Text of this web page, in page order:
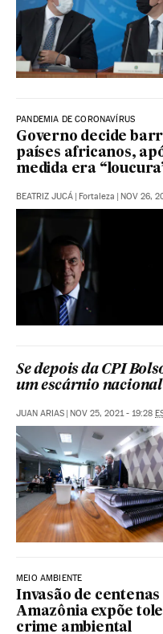
PANDEMIA DE CORONAVÍRUS
Governo decide
países africanos,
medida era
BEATRIZ JUCÁ | Fortaleza | NOV 26,
Se depois da CPI
um escárnio nacional
JUAN ARIAS | NOV 25, 2021 - 19:28
MEIO AMBIENTE
Invasão de
Amazônia expõe
crime ambiental